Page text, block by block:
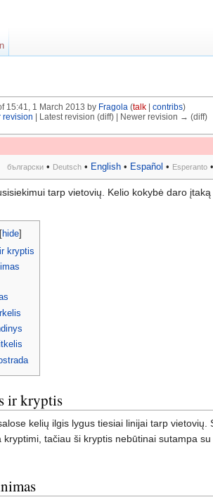
15:41, 1 March 2013 by Fragola (talk| contribs)
revision | Latest revision (diff) | Newer revision → (diff)
български • Deutsch • English • Español • Esperanto •
tarp vietovių. Kelio kokybė daro įtaką
hide]
kryptis
ir kryptis
kelių ilgis lygus tiesiai linijai tarp
kryptimi, tačiau ši kryptis nebūtinai sutampa